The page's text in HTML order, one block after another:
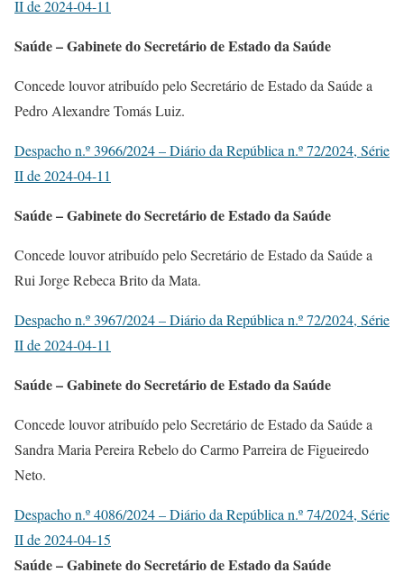
II de 2024-04-11
Saúde – Gabinete do Secretário de Estado da Saúde
Concede louvor atribuído pelo Secretário de Estado da Saúde a
Pedro Alexandre Tomás Luiz.
Despacho n.º 3966/2024 – Diário da República n.º 72/2024, Série
II de 2024-04-11
Saúde – Gabinete do Secretário de Estado da Saúde
Concede louvor atribuído pelo Secretário de Estado da Saúde a
Rui Jorge Rebeca Brito da Mata.
Despacho n.º 3967/2024 – Diário da República n.º 72/2024, Série
II de 2024-04-11
Saúde – Gabinete do Secretário de Estado da Saúde
Concede louvor atribuído pelo Secretário de Estado da Saúde a
Sandra Maria Pereira Rebelo do Carmo Parreira de Figueiredo
Neto.
Despacho n.º 4086/2024 – Diário da República n.º 74/2024, Série
II de 2024-04-15
Saúde – Gabinete do Secretário de Estado da Saúde